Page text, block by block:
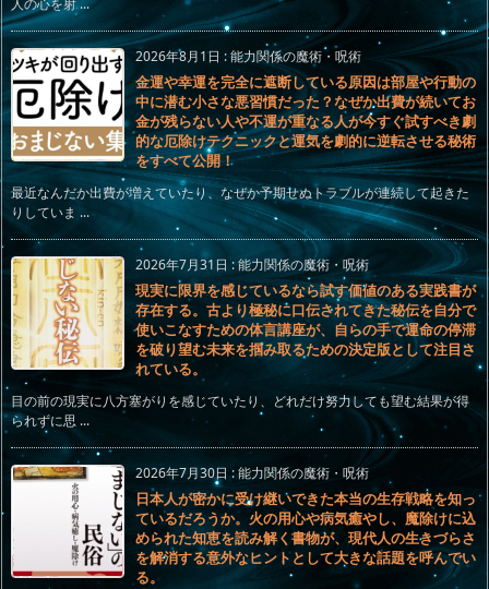
人の心を射 ...
2026年8月1日 :能力関係の魔術・呪術
金運や幸運を完全に遮断している原因は部屋や行動の
中に潜む小さな悪習慣だった？なぜか出費が続いてお
金が残らない人や不運が重なる人が今すぐ試すべき劇
的な厄除けテクニックと運気を劇的に逆転させる秘術
をすべて公開！
最近なんだか出費が増えていたり、なぜか予期せぬトラブルが連続して起きた
りしていま ...
2026年7月31日 :能力関係の魔術・呪術
現実に限界を感じているなら試す価値のある実践書が
存在する。古より極秘に口伝されてきた秘伝を自分で
使いこなすための体言講座が、自らの手で運命の停滞
を破り望む未来を掴み取るための決定版として注目さ
れている。
目の前の現実に八方塞がりを感じていたり、どれだけ努力しても望む結果が得
られずに思 ...
2026年7月30日 :能力関係の魔術・呪術
日本人が密かに受け継いできた本当の生存戦略を知っ
ているだろうか。火の用心や病気癒やし、魔除けに込
められた知恵を読み解く書物が、現代人の生きづらさ
を解消する意外なヒントとして大きな話題を呼んでい
る。